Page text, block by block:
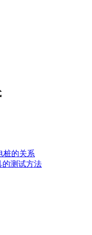
桩的关系
的测试方法